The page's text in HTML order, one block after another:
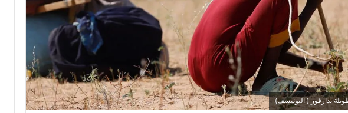
بدارفور ( اليونيسف)